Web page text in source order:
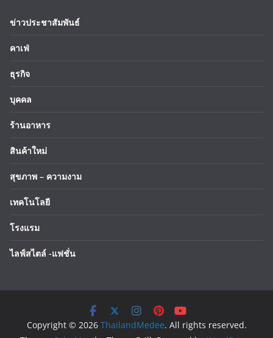
ข่าวประชาสัมพันธ์
คาเฟ่
ธุรกิจ
บุคคล
ร้านอาหาร
สินค้าใหม่
สุขภาพ – ความงาม
เทคโนโลยี
โรงแรม
ไลฟ์สไตล์ -แฟชั่น
Copyright © 2026 ThailandMedee. All rights reserved.